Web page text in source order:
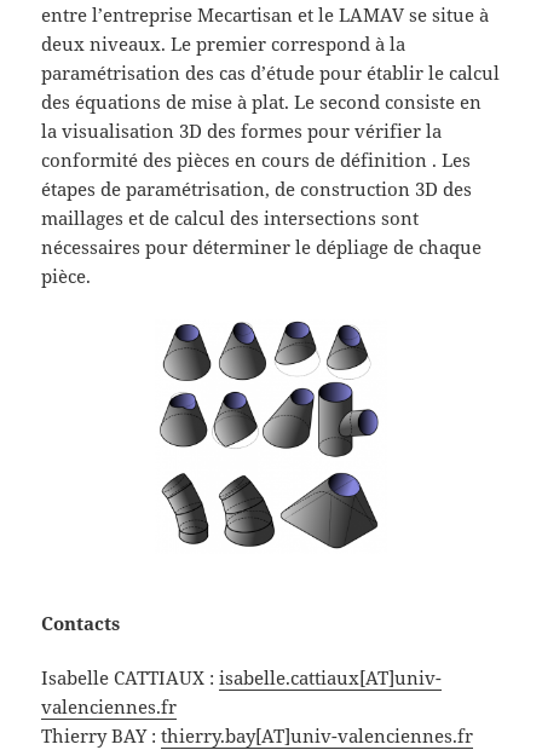
entre l’entreprise Mecartisan et le LAMAV se situe à
deux niveaux. Le premier correspond à la
paramétrisation des cas d’étude pour établir le calcul
des équations de mise à plat. Le second consiste en
la visualisation 3D des formes pour vérifier la
conformité des pièces en cours de définition . Les
étapes de paramétrisation, de construction 3D des
maillages et de calcul des intersections sont
nécessaires pour déterminer le dépliage de chaque
pièce.
Contacts
Isabelle CATTIAUX :isabelle.cattiaux[AT]univ-
valenciennes.fr
Thierry BAY :thierry.bay[AT]univ-valenciennes.fr